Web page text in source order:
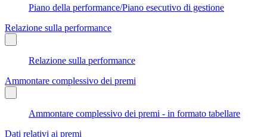
Piano della performance/Piano esecutivo di gestione
Relazione sulla performance
Relazione sulla performance
Ammontare complessivo dei premi
Ammontare complessivo dei premi - in formato tabellare
Dati relativi ai premi